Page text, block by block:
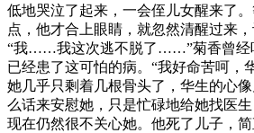
低地哭泣了起来，一会侄儿女醒来了
点，他才合上眼睛，就忽然清醒过来，
“我……我这次逃不脱了……”菊香曾经
已经患了这可怕的病。“我好命苦呵
她几乎只剩着几根骨头了，华生的心
么话来安慰她，只是忙碌地给她找医
现在仍然很不关心她。他死了儿子，